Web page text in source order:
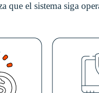
que el sistema siga